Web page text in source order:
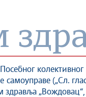
самоуправе („Сл.
„Вождовац“,